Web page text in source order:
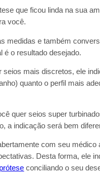
que ficou linda na sua
você.
medidas e também
é o resultado desejado.
seios mais discretos, ele
quanto o perfil mais
quer seios super
a indicação será bem
com seu médico
Desta forma, ele
conciliando o seu